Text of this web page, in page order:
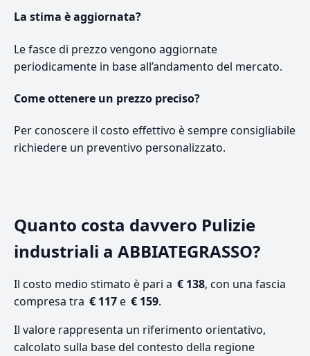
La stima è aggiornata?
Le fasce di prezzo vengono aggiornate
periodicamente in base all’andamento del mercato.
Come ottenere un prezzo preciso?
Per conoscere il costo effettivo è sempre consigliabile
richiedere un preventivo personalizzato.
Quanto costa davvero Pulizie
industriali a ABBIATEGRASSO?
Il costo medio stimato è pari a € 138, con una fascia
compresa tra € 117e € 159.
Il valore rappresenta un riferimento orientativo,
calcolato sulla base del contesto della regione